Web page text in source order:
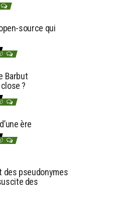
source qui
0
Barbut
?
0
ère
0
des pseudonymes
des